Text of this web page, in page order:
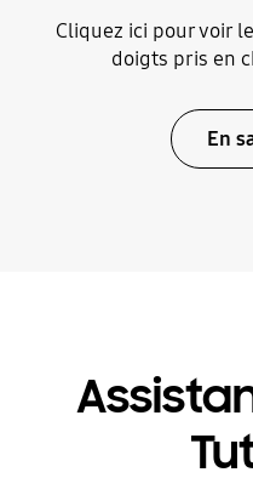
Cliquez ici pour voir
doigts pris en
En